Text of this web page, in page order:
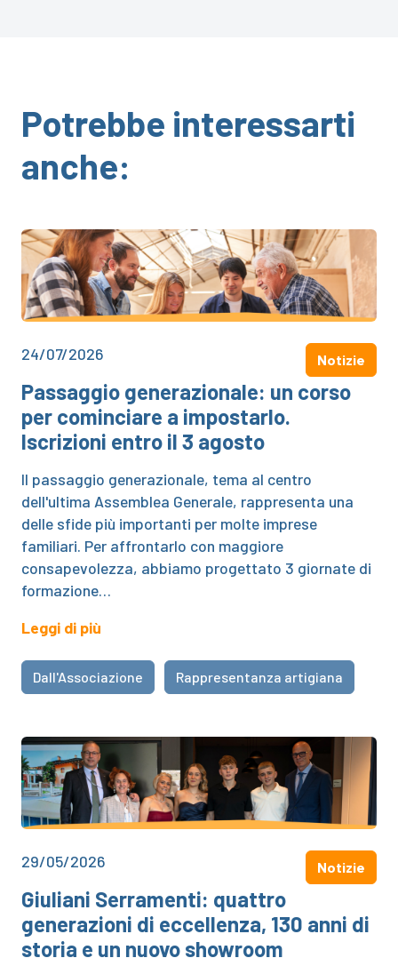
Potrebbe interessarti
anche:
24/07/2026 Notizie
Passaggio generazionale: un corso
per cominciare a impostarlo.
Iscrizioni entro il 3 agosto
Il passaggio generazionale, tema al centro
dell'ultima Assemblea Generale, rappresenta una
delle sfide più importanti per molte imprese
familiari. Per affrontarlo con maggiore
consapevolezza, abbiamo progettato 3 giornate di
formazione…
Leggi di più
Dall'Associazione Rappresentanza artigiana
29/05/2026 Notizie
Giuliani Serramenti: quattro
generazioni di eccellenza, 130 anni di
storia e un nuovo showroom